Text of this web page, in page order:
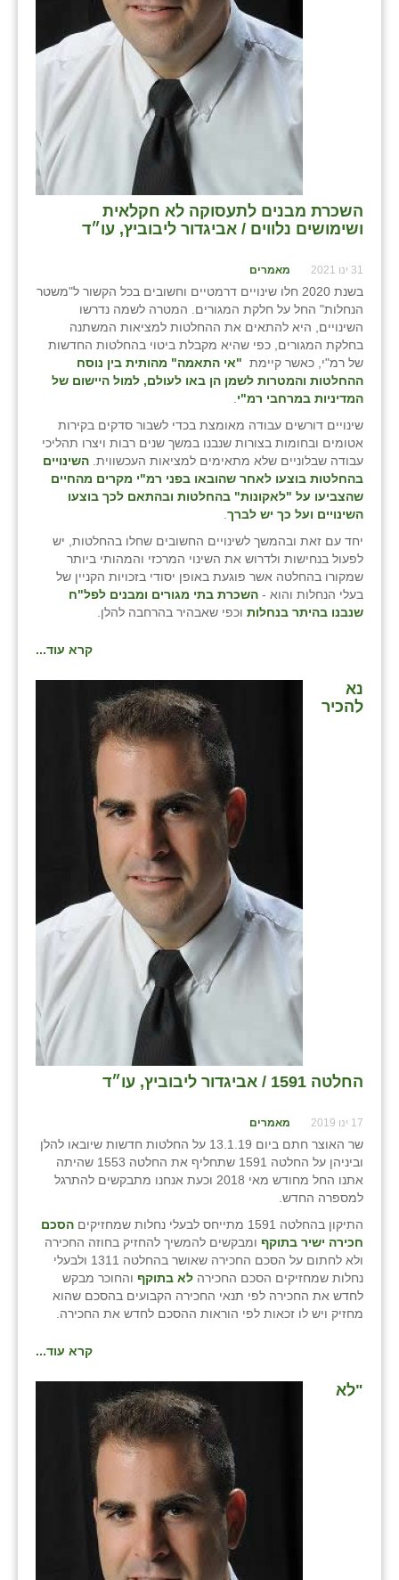
השכרת מבנים לתעסוקה לא חקלאית
ושימושים נלווים / אביגדור ליבוביץ, עו״ד
31 ינו 2021 מאמרים
בשנת 2020 חלו שינויים דרמטיים וחשובים בכל הקשור ל"משטר
הנחלות" החל על חלקת המגורים. המטרה לשמה נדרשו
השינויים, היא להתאים את ההחלטות למציאות המשתנה
בחלקת המגורים, כפי שהיא מקבלת ביטוי בהחלטות החדשות
של רמ"י, כאשר קיימת "אי התאמה" מהותית בין נוסח
ההחלטות והמטרות לשמן הן באו לעולם, למול היישום של
המדיניות במרחבי רמ"י
שינויים דורשים עבודה מאומצת בכדי לשבור סדקים בקירות
אטומים ובחומות בצורות שנבנו במשך שנים רבות ויצרו תהליכי
עבודה שבלוניים שלא מתאימים למציאות העכשווית. השינויים
בהחלטות בוצעו לאחר שהובאו בפני רמ"י מקרים מהחיים
שהצביעו על "לאקונות" בהחלטות ובהתאם לכך בוצעו
השינויים ועל כך יש לברך
יחד עם זאת ובהמשך לשינויים החשובים שחלו בהחלטות, יש
לפעול בנחישות ולדרוש את השינוי המרכזי והמהותי ביותר
שמקורו בהחלטה אשר פוגעת באופן יסודי בזכויות הקניין של
בעלי הנחלות והוא - השכרת בתי מגורים ומבנים לפל"ח
שנבנו בהיתר בנחלות וכפי שאבהיר בהרחבה להלן.
קרא עוד...
נא
להכיר
החלטה 1591 / אביגדור ליבוביץ, עו״ד
17 ינו 2019 מאמרים
שר האוצר חתם ביום 13.1.19 על החלטות חדשות שיובאו להלן
וביניהן על החלטה 1591 שתחליף את החלטה 1553 שהיתה
אתנו החל מחודש מאי 2018 וכעת אנחנו מתבקשים להתרגל
למספרה החדש.
התיקון בהחלטה 1591 מתייחס לבעלי נחלות שמחזיקים
הסכם
חכירה ישיר בתוקף ומבקשים להמשיך להחזיק בחוזה החכירה
ולא לחתום על הסכם החכירה שאושר בהחלטה 1311 ולבעלי
נחלות שמחזיקים הסכם החכירה לא בתוקף והחוכר מבקש
לחדש את החכירה לפי תנאי החכירה הקבועים בהסכם שהוא
מחזיק ויש לו זכאות לפי הוראות ההסכם לחדש את החכירה.
קרא עוד...
"לא